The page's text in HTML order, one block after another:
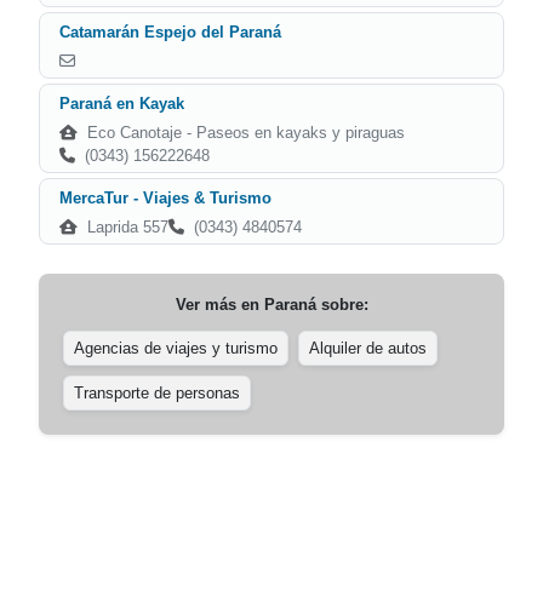
Catamarán Espejo del Paraná
Paraná en Kayak
Eco Canotaje - Paseos en kayaks y piraguas
(0343) 156222648
MercaTur - Viajes & Turismo
Laprida 557
(0343) 4840574
Ver más en Paranásobre:
Agencias de viajes y turismo Alquiler de autos
Transporte de personas